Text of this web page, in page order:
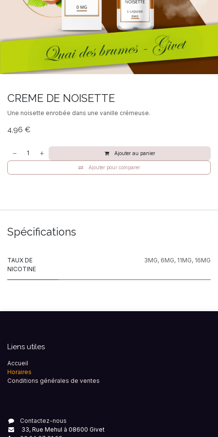
CREME DE NOISETTE
Une noisette enrobée dans une vanille crémeuse.
4,96 €
Ajouter au panier
Ajouter pour comparer
Spécifications
TAUX DE
NICOTINE
3MG, 6MG, 11MG, 16MG
Liens utiles
Accueil
Horaires
Conditions générales de ventes
Contactez-nous
33, Rue Mehul à 08600 Givet